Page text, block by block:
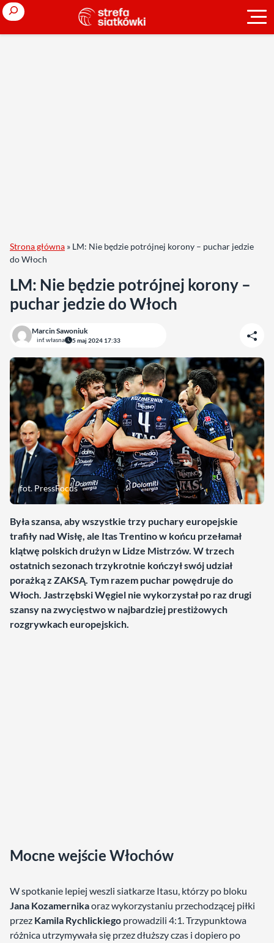
Search
Strona główna » LM: Nie będzie potrójnej korony – puchar jedzie
do Włoch
LM: Nie będzie potrójnej korony –
puchar jedzie do Włoch
Marcin Sawoniuk
inf. własna 5 maj 2024 17:33
fot. PressFocus
Była szansa, aby wszystkie trzy puchary europejskie
trafiły nad Wisłę, ale Itas Trentino w końcu przełamał
klątwę polskich drużyn w Lidze Mistrzów. W trzech
ostatnich sezonach trzykrotnie kończył swój udział
porażką z ZAKSĄ. Tym razem puchar powędruje do
Włoch. Jastrzębski Węgiel nie wykorzystał po raz drugi
szansy na zwycięstwo w najbardziej prestiżowych
rozgrywkach europejskich.
Mocne wejście Włochów
W spotkanie lepiej weszli siatkarze Itasu, którzy po bloku
Jana Kozamernikaoraz wykorzystaniu przechodzącej piłki
przez Kamila Rychlickiego prowadzili 4:1. Trzypunktowa
różnica utrzymywała się przez dłuższy czas i dopiero po